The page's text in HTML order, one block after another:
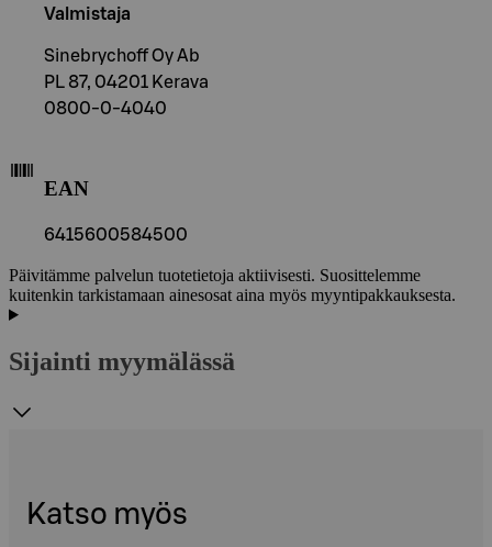
Valmistaja
Sinebrychoff Oy Ab
PL 87, 04201 Kerava
0800-0-4040
EAN
6415600584500
Päivitämme palvelun tuotetietoja aktiivisesti. Suosittelemme
kuitenkin tarkistamaan ainesosat aina myös myyntipakkauksesta.
Sijainti myymälässä
Katso myös